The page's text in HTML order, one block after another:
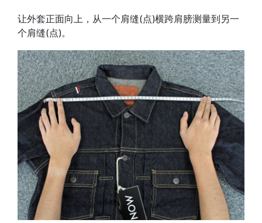
让外套正面向上，从一个肩缝(点)横跨肩膀测量到另一
个肩缝(点)。